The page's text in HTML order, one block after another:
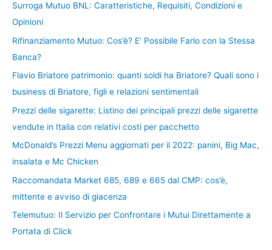
Surroga Mutuo BNL: Caratteristiche, Requisiti, Condizioni e
Opinioni
Rifinanziamento Mutuo: Cos’è? E’ Possibile Farlo con la Stessa
Banca?
Flavio Briatore patrimonio: quanti soldi ha Briatore? Quali sono i
business di Briatore, figli e relazioni sentimentali
Prezzi delle sigarette: Listino dei principali prezzi delle sigarette
vendute in Italia con relativi costi per pacchetto
McDonald’s Prezzi Menu aggiornati per il 2022: panini, Big Mac,
insalata e Mc Chicken
Raccomandata Market 685, 689 e 665 dal CMP: cos’è,
mittente e avviso di giacenza
Telemutuo: Il Servizio per Confrontare i Mutui Direttamente a
Portata di Click